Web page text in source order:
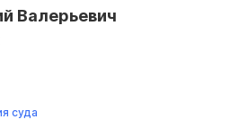
Валерьевич
суда